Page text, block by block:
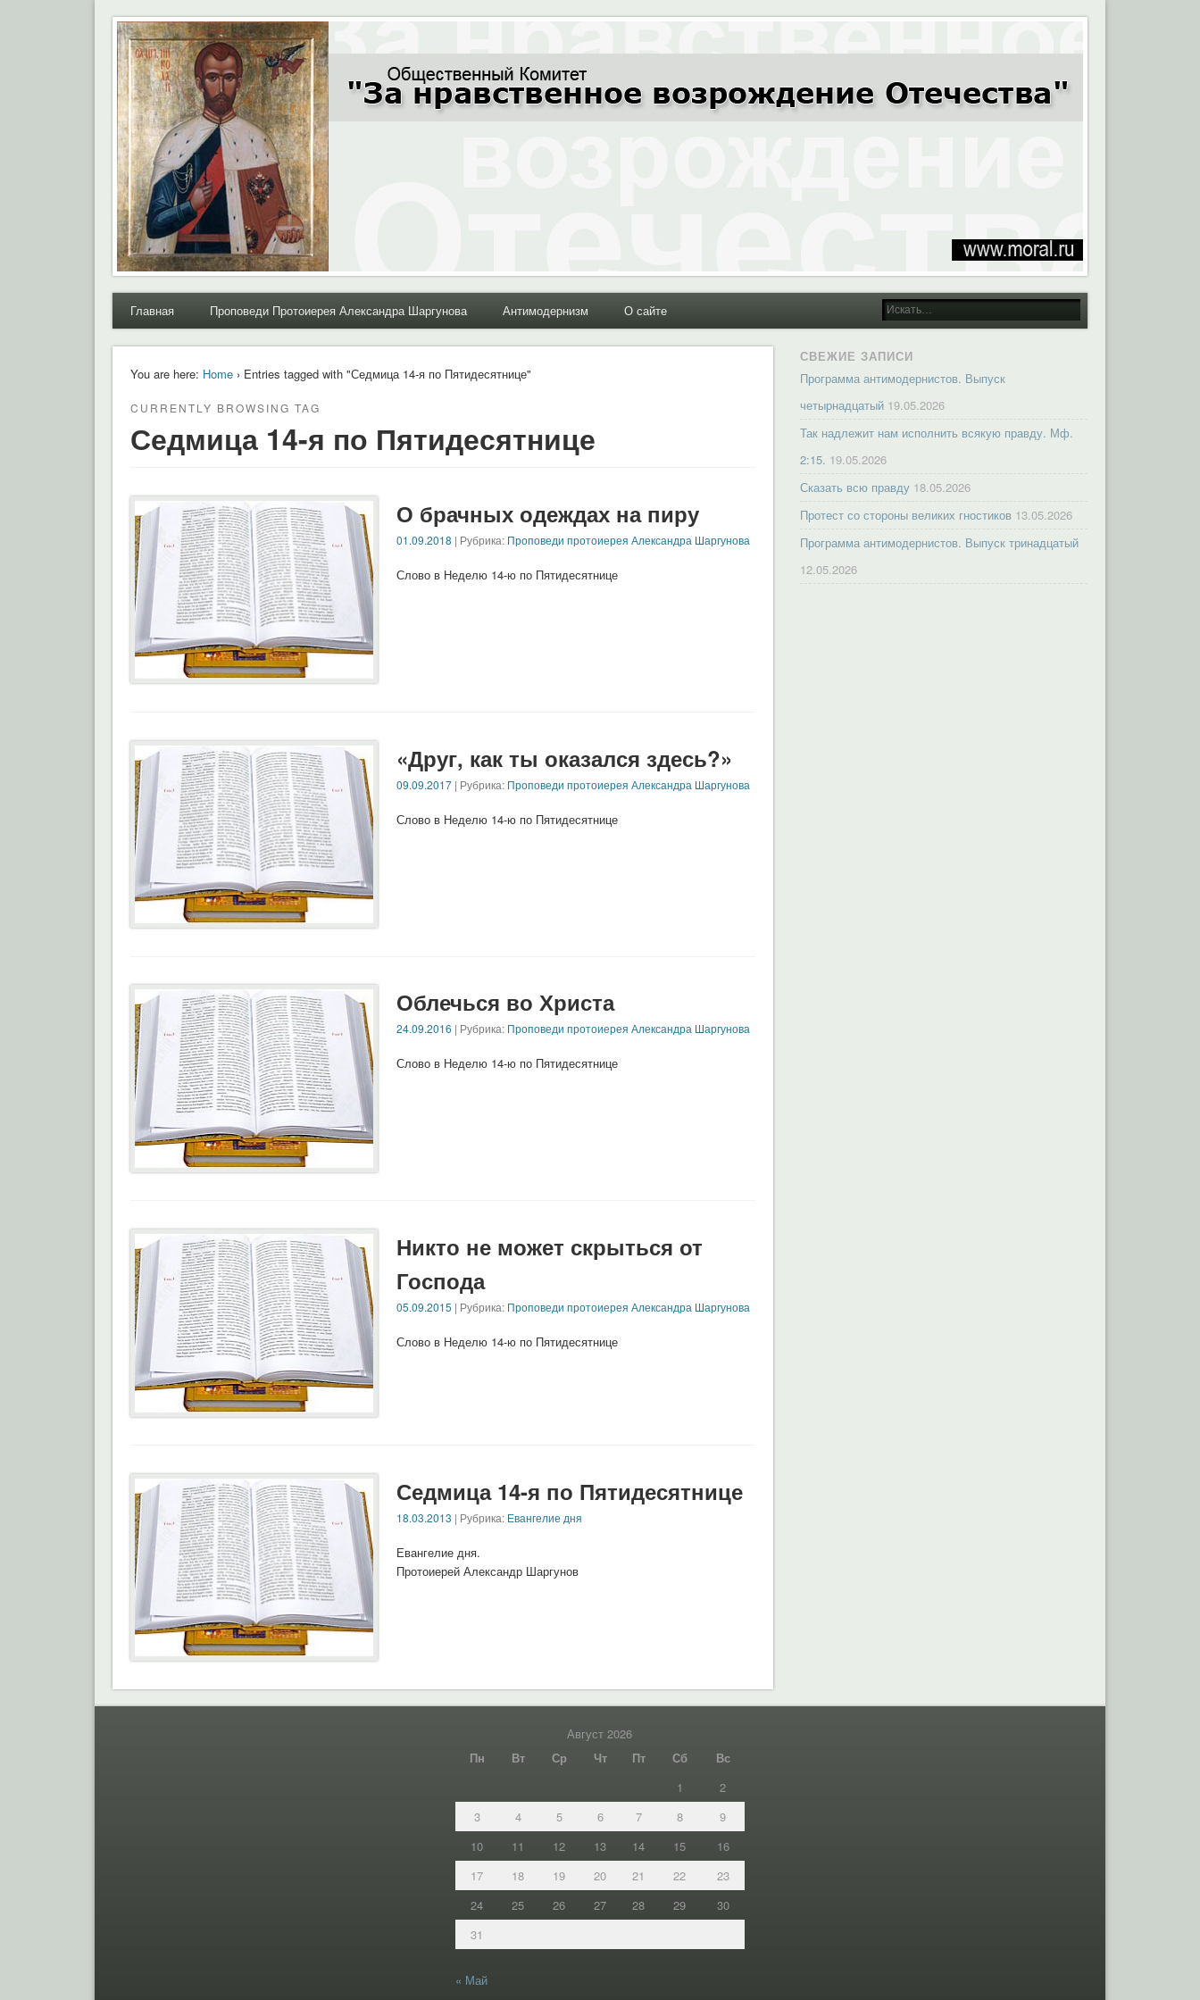
Moral.Ru
Общественный Комитет "За нравственное возрождение Отечества"
Главная Проповеди Протоиерея Александра Шаргунова Антимодернизм О сайте
You are here: Home› Entries tagged with "Седмица 14-я по Пятидесятнице"
CURRENTLY BROWSING TAG
Седмица 14-я по Пятидесятнице
О брачных одеждах на пиру
01.09.2018 | Рубрика: Проповеди протоиерея Александра Шаргунова
Слово в Неделю 14-ю по Пятидесятнице
«Друг, как ты оказался здесь?»
09.09.2017| Рубрика: Проповеди протоиерея Александра Шаргунова
Слово в Неделю 14-ю по Пятидесятнице
Облечься во Христа
24.09.2016 | Рубрика: Проповеди протоиерея Александра Шаргунова
Слово в Неделю 14-ю по Пятидесятнице
Никто не может скрыться от
Господа
05.09.2015 | Рубрика: Проповеди протоиерея Александра Шаргунова
Слово в Неделю 14-ю по Пятидесятнице
Седмица 14-я по Пятидесятнице
18.03.2013 | Рубрика: Евангелие дня
Евангелие дня.
Протоиерей Александр Шаргунов
СВЕЖИЕ ЗАПИСИ
Программа антимодернистов. Выпуск
четырнадцатый 19.05.2026
Так надлежит нам исполнить всякую правду. Мф.
2:15. 19.05.2026
Сказать всю правду 18.05.2026
Протест со стороны великих гностиков 13.05.2026
Программа антимодернистов. Выпуск тринадцатый
12.05.2026
Август 2026
Пн
Вт Ср Чт Пт Сб
Вс
1
2
3
4 5 6 7 8
9
10
11 12 13 14 15
16
17
18 19 20 21 22
23
24
25 26 27 28 29
30
31
« Май